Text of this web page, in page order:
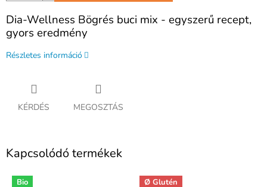
Dia-Wellness Bögrés buci mix - egyszerű recept,
gyors eredmény
Részletes információ
KÉRDÉS MEGOSZTÁS
Kapcsolódó termékek
Bio
Ø Glutén